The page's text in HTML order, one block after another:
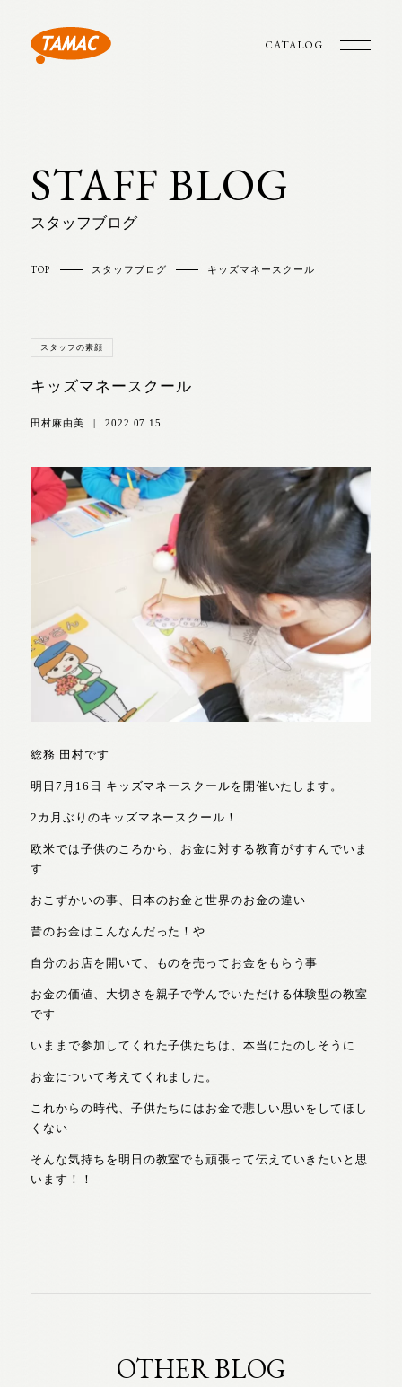
CATALOG
STAFF BLOG
スタッフブログ
TOP スタッフブログ キッズマネースクール
スタッフの素顔
キッズマネースクール
田村麻由美 | 2022.07.15
総務 田村です
明日7月16日 キッズマネースクールを開催いたします。
2カ月ぶりのキッズマネースクール！
欧米では子供のころから、お金に対する教育がすすんでいま
す
おこずかいの事、日本のお金と世界のお金の違い
昔のお金はこんなんだった！や
自分のお店を開いて、ものを売ってお金をもらう事
お金の価値、大切さを親子で学んでいただける体験型の教室
です
いままで参加してくれた子供たちは、本当にたのしそうに
お金について考えてくれました。
これからの時代、子供たちにはお金で悲しい思いをしてほし
くない
そんな気持ちを明日の教室でも頑張って伝えていきたいと思
います！！
OTHER BLOG